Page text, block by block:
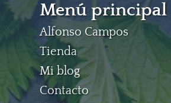
Menú principal
Alfonso Campos
Tienda
Mi blog
Contacto